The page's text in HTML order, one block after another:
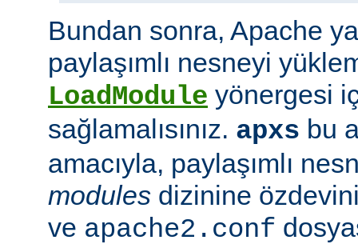
Bundan sonra, Apache
paylaşımlı nesneyi
LoadModule yönergesi
sağlamalısınız. apxs bu
amacıyla, paylaşımlı
modules dizinine
ve apache2.conf